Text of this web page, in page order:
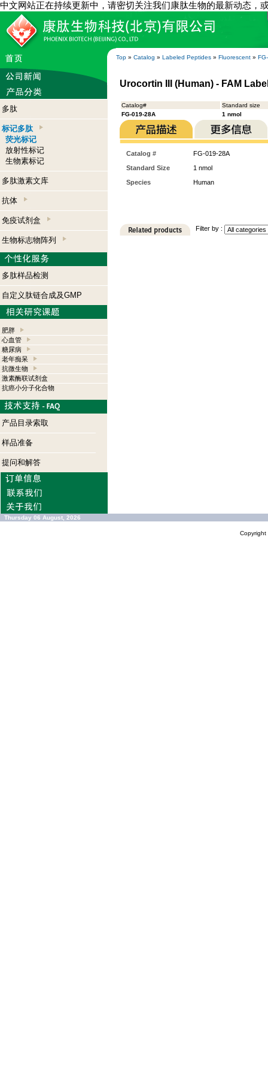
中文网站正在持续更新中，请密切关注我们康肽生物的最新动态，
Top » Catalog » Labeled Peptides » Fluorescent »
多肽
标记多肽
荧光标记
放射性标记
生物素标记
多肽激素文库
抗体
免疫试剂盒
生物标志物阵列
多肽样品检测
自定义肽链合成及GMP
肥胖
心血管
糖尿病
老年痴呆
抗微生物
激素酶联试剂盒
抗癌小分子化合物
产品目录索取
样品准备
提问和解答
Urocortin III (Human) - FAM
Catalog#
Standard size
FG-019-28A
1 nmol
Catalog #
FG-019-28A
Standard Size
1 nmol
Species
Human
Filter by :
Thursday 06 August, 2026